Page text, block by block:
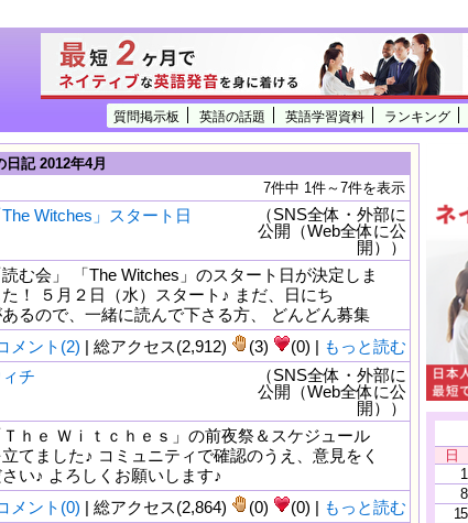
質問掲示板 英語の話題 英語学習資料 ランキング
日記 2012年4月
7件中 1件～7件を表示
The Witches」スタート日
（SNS全体・外部に
公開（Web全体に公
開））
読む会」 「The Witches」のスタート日が決定しま
た！ ５月２日（水）スタート♪ まだ、日にち
あるので、一緒に読んで下さる方、 どんどん募集
メント(2) | 総アクセス(2,912) (3) (0) | もっと読む
チ
（SNS全体・外部に
公開（Web全体に公
開））
Ｔｈｅ Ｗｉｔｃｈｅｓ」の前夜祭＆スケジュール
立てました♪ コミュニティで確認のうえ、意見をく
い♪ よろしくお願いします♪
メント(0) | 総アクセス(2,864) (0) (0) | もっと読む
日
1
8
15